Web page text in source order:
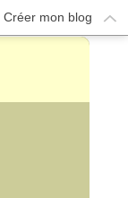
Créer mon blog